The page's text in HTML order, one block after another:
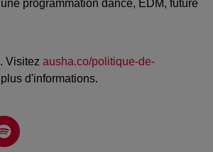
programmation dance, EDM, future
Visitez ausha.co/politique-de-
d'informations.